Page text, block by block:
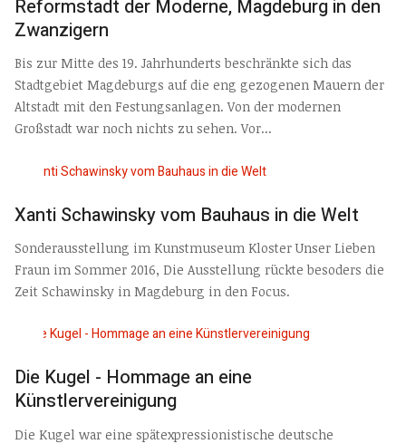
Reformstadt der Moderne, Magdeburg in den
Zwanzigern
Bis zur Mitte des 19. Jahrhunderts beschränkte sich das
Stadtgebiet Magdeburgs auf die eng gezogenen Mauern der
Altstadt mit den Festungsanlagen. Von der modernen
Großstadt war noch nichts zu sehen. Vor...
Xanti Schawinsky vom Bauhaus in die Welt
Sonderausstellung im Kunstmuseum Kloster Unser Lieben
Fraun im Sommer 2016, Die Ausstellung rückte besoders die
Zeit Schawinsky in Magdeburg in den Focus.
Die Kugel - Hommage an eine
Künstlervereinigung
Die Kugel war eine spätexpressionistische deutsche